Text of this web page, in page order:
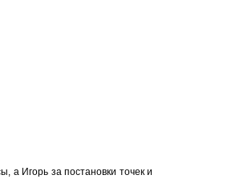
а Игорь за постановки точек и